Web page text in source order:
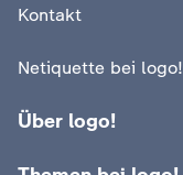
Kontakt
Netiquette bei logo!
Über logo!